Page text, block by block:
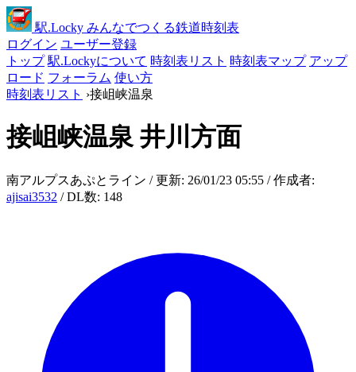
駅.Locky みんなでつくる鉄道時刻表
ログイン ユーザー登録
トップ 駅.Lockyについて 時刻表リスト 時刻表マップ アップ
ロード フォーラム 使い方
時刻表リスト ›接岨峡温泉
接岨峡温泉井川方面
南アルプスあぷとライン / 更新: 26/01/23 05:55 / 作成者:
ajisai3532 / DL数: 148